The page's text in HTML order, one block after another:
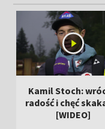
Kamil Stoch:
radość i chęć
[WIDEO]